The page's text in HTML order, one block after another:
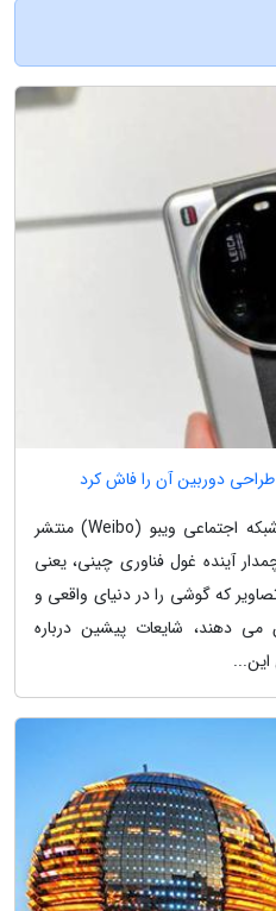
تصاویر جدیدی که به تازگی در شبکه اجتماعی ویبو (Weibo) منتشر
آینده غول فناوری چینی، یعنی
این تصاویر که گوشی را در دنیای واقعی و
می دهند، شایعات پیشین درباره